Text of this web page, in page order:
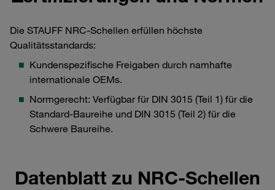
Die STAUFF NRC-Schellen erfüllen höchste
Qualitätsstandards:
Kundenspezifische Freigaben durch namhafte
internationale OEMs.
Normgerecht: Verfügbar für DIN 3015 (Teil 1) für die
Standard-Baureihe und DIN 3015 (Teil 2) für die
Schwere Baureihe.
Datenblatt zu NRC-Schellen